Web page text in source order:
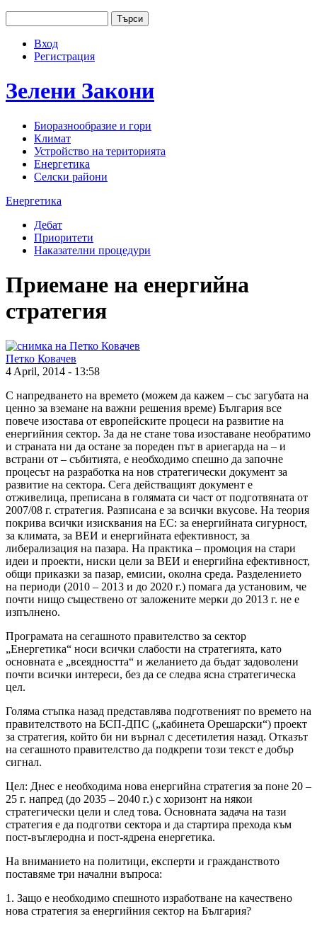
User menu
Вход
Регистрация
Зелени Закони
Биоразнообразие и гори
Климат
Устройство на територията
Енергетика
Селски райони
Енергетика
Дебат
Приоритети
Наказателни процедури
Приемане на енергийна
стратегия
Петко Ковачев
4 April, 2014 - 13:58
С напредването на времето (можем да кажем – със загубата на
ценно за вземане на важни решения време) България все
повече изостава от европейските процеси на развитие на
енергийния сектор. За да не стане това изоставане необратимо
и страната ни да остане за пореден път в ариегарда на – и
встрани от – събитията, е необходимо спешно да започне
процесът на разработка на нов стратегически документ за
развитие на сектора. Сега действащият документ е
отживелица, преписана в голямата си част от подготвяната от
2007/08 г. стратегия. Разписана е за всички вкусове. На теория
покрива всички изисквания на ЕС: за енергийната сигурност,
за климата, за ВЕИ и енергийната ефективност, за
либерализация на пазара. На практика – промоция на стари
идеи и проекти, ниски цели за ВЕИ и енергийна ефективност,
общи приказки за пазар, емисии, околна среда. Разделението
на периоди (2010 – 2013 и до 2020 г.) помага да установим, че
почти нищо съществено от заложените мерки до 2013 г. не е
изпълнено.
Програмата на сегашното правителство за сектор
„Енергетика“ носи всички слабости на стратегията, като
основната е „всеядността“ и желанието да бъдат задоволени
почти всички интереси, без да се следва ясна стратегическа
цел.
Голяма стъпка назад представлява подготвеният по времето на
правителството на БСП-ДПС („кабинета Орешарски“) проект
за стратегия, който би ни върнал с десетилетия назад. Отказът
на сегашното правителство да подкрепи този текст е добър
сигнал.
Цел: Днес е необходима нова енергийна стратегия за поне 20 –
25 г. напред (до 2035 – 2040 г.) с хоризонт на някои
стратегически цели и след това. Основната задача на тази
стратегия е да подготви сектора и да стартира прехода към
пост-въглеродна и пост-ядрена енергетика.
На вниманието на политици, експерти и гражданството
поставяме три начални въпроса:
1. Защо е необходимо спешното изработване на качествено
нова стратегия за енергийния сектор на България?